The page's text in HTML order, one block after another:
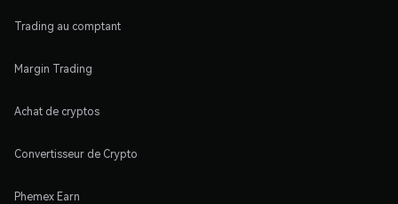
Trading au comptant
Margin Trading
Achat de cryptos
Convertisseur de Crypto
Phemex Earn